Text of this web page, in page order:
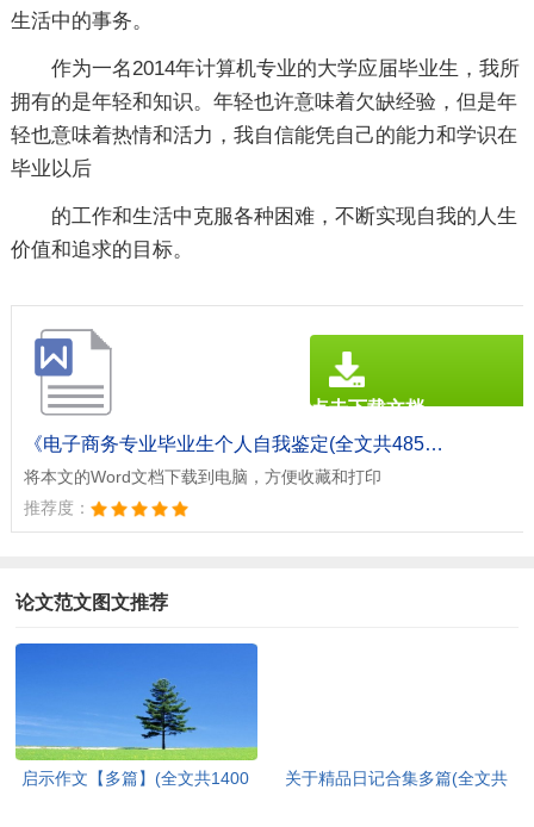
生活中的事务。
作为一名2014年计算机专业的大学应届毕业生，我所
拥有的是年轻和知识。年轻也许意味着欠缺经验，但是年
轻也意味着热情和活力，我自信能凭自己的能力和学识在
毕业以后
的工作和生活中克服各种困难，不断实现自我的人生
价值和追求的目标。
《电子商务专业毕业生个人自我鉴定(全文共4858字).doc》
将本文的Word文档下载到电脑，方便收藏和打印
推荐度：
点击下载文档
文档为doc格式
论文范文图文推荐
启示作文【多篇】(全文共1400
关于精品日记合集多篇(全文共